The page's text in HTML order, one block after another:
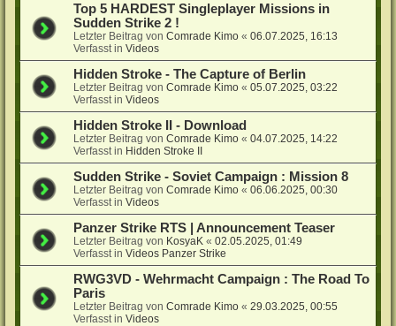
Top 5 HARDEST Singleplayer Missions in
Sudden Strike 2 !
Letzter Beitrag vonComrade Kimo «06.07.2025, 16:13
Verfasst inVideos
Hidden Stroke - The Capture of Berlin
Letzter Beitrag vonComrade Kimo «05.07.2025, 03:22
Verfasst inVideos
Hidden Stroke II - Download
Letzter Beitrag vonComrade Kimo «04.07.2025, 14:22
Verfasst in Hidden Stroke II
Sudden Strike - Soviet Campaign : Mission 8
Letzter Beitrag vonComrade Kimo «06.06.2025, 00:30
Verfasst inVideos
Panzer Strike RTS | Announcement Teaser
Letzter Beitrag von KosyaK «02.05.2025, 01:49
Verfasst inVideos Panzer Strike
RWG3VD - Wehrmacht Campaign : The Road To
Paris
Letzter Beitrag vonComrade Kimo «29.03.2025, 00:55
Verfasst inVideos